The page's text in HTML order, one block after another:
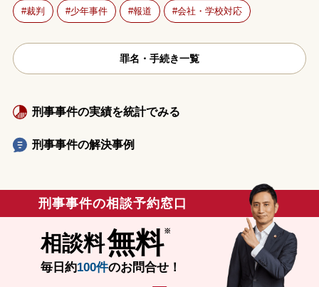
裁判 少年事件 報道 会社・学校対応
罪名・手続き一覧
刑事事件の実績を統計でみる
刑事事件の解決事例
刑事事件の相談予約窓口
相談料無料
毎日約100件のお問合せ！